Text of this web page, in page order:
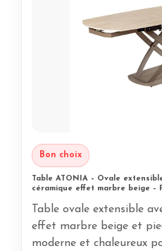
Bon choix
Table ATONIA – Ovale
céramique effet marbre beige –
Table ovale extensible
effet marbre beige et
moderne et chaleureux